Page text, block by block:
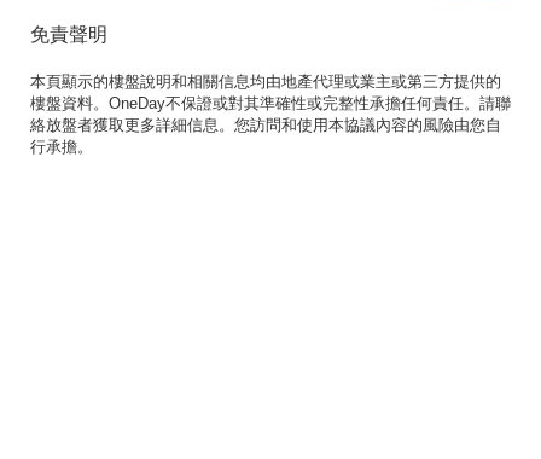
免責聲明
本頁顯示的樓盤說明和相關信息均由地產代理或業主或第三方提供的
樓盤資料。OneDay不保證或對其準確性或完整性承擔任何責任。請聯
絡放盤者獲取更多詳細信息。您訪問和使用本協議內容的風險由您自
行承擔。